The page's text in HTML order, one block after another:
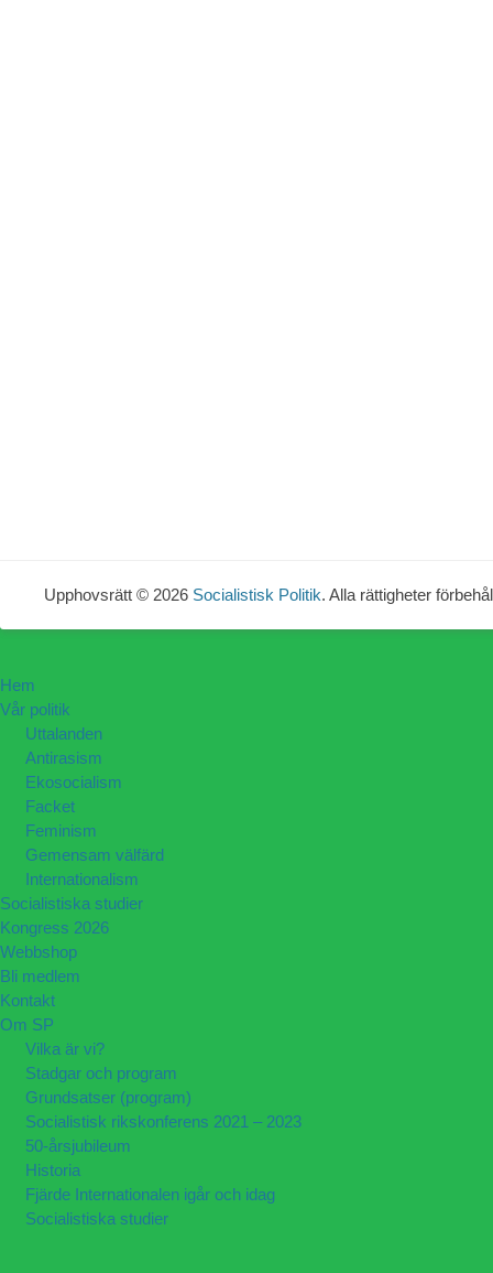
Upphovsrätt © 2026 Socialistisk Politik. Alla rättigheter
Hem
Vår politik
Uttalanden
Antirasism
Ekosocialism
Facket
Feminism
Gemensam välfärd
Internationalism
Socialistiska studier
Kongress 2026
Webbshop
Bli medlem
Kontakt
Om SP
Vilka är vi?
Stadgar och program
Grundsatser (program)
Socialistisk rikskonferens 2021 – 2023
50-årsjubileum
Historia
Fjärde Internationalen igår och idag
Socialistiska studier